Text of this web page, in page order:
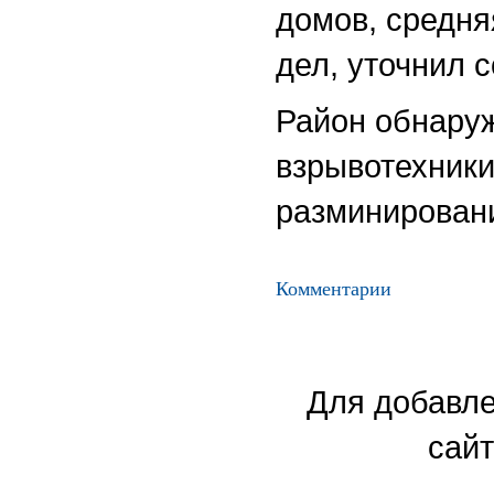
домов,
дел, уточнил
Район
Комментарии
Для